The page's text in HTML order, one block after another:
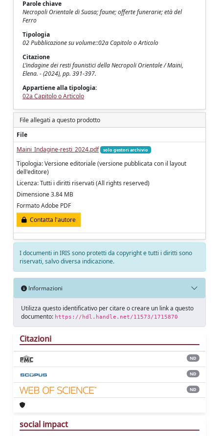
Parole chiave
Necropoli Orientale di Suasa; faune; offerte funerarie; età del
Ferro
Tipologia
02 Pubblicazione su volume::02a Capitolo o Articolo
Citazione
L’indagine dei resti faunistici della Necropoli Orientale / Maini,
Elena. - (2024), pp. 391-397.
Appartiene alla tipologia:
02a Capitolo o Articolo
File allegati a questo prodotto
File
Maini_Indagine-resti_2024.pdf
solo gestori archivio
Tipologia: Versione editoriale (versione pubblicata con il layout
dell'editore)
Licenza: Tutti i diritti riservati (All rights reserved)
Dimensione 3.84 MB
Formato Adobe PDF
Contatta l'autore
I documenti in IRIS sono protetti da copyright e tutti i diritti sono
riservati, salvo diversa indicazione.
Informazioni
Utilizza questo identificativo per citare o creare un link a questo
documento: https://hdl.handle.net/11573/1715870
Citazioni
ND
ND
ND
social impact